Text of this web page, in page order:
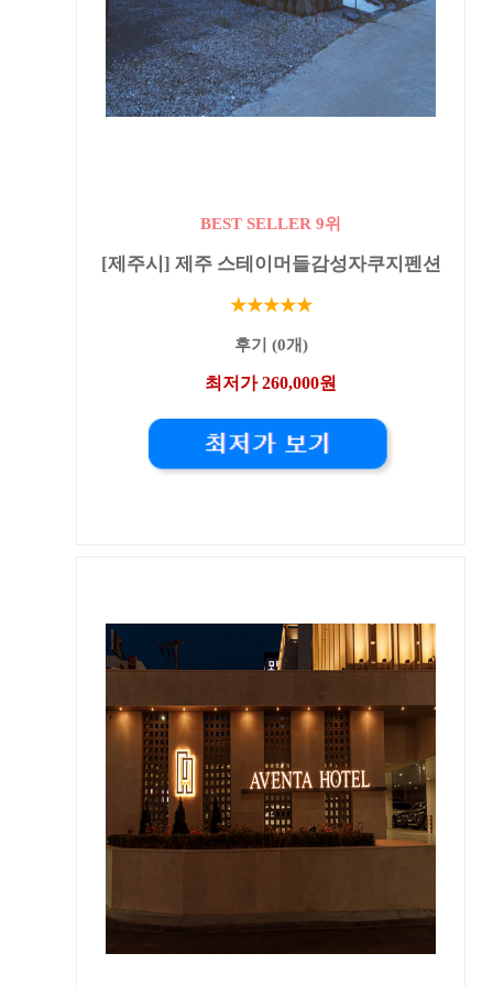
BEST SELLER 9위
[제주시] 제주 스테이머들감성자쿠지펜션
★★★★★
후기 (0개)
최저가 260,000원